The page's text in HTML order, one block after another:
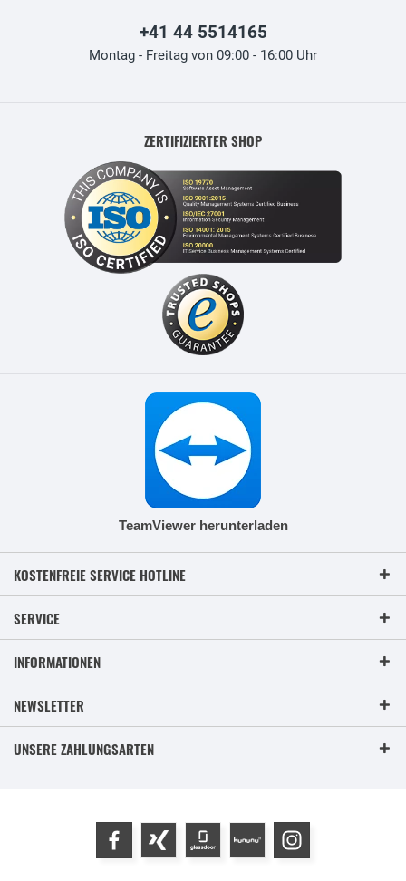
+41 44 5514165
Montag - Freitag von 09:00 - 16:00 Uhr
ZERTIFIZIERTER SHOP
TeamViewer herunterladen
KOSTENFREIE SERVICE HOTLINE
SERVICE
INFORMATIONEN
NEWSLETTER
UNSERE ZAHLUNGSARTEN